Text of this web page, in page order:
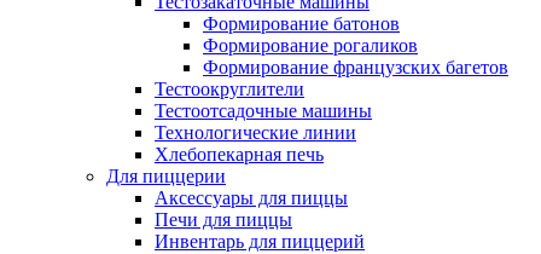
Формирование батонов
Формирование рогаликов
Формирование французских багетов
Тестоокруглители
Тестоотсадочные машины
Технологические линии
Хлебопекарная печь
Для пиццерии
Аксессуары для пиццы
Печи для пиццы
Инвентарь для пиццерий